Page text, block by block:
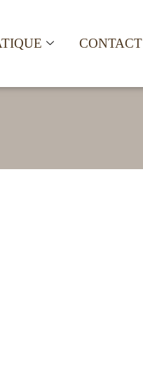
CONTACT